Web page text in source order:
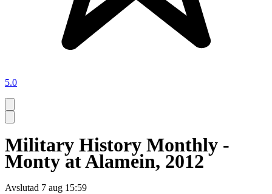
5.0
Military History Monthly -
Monty at Alamein, 2012
Avslutad 7 aug 15:59